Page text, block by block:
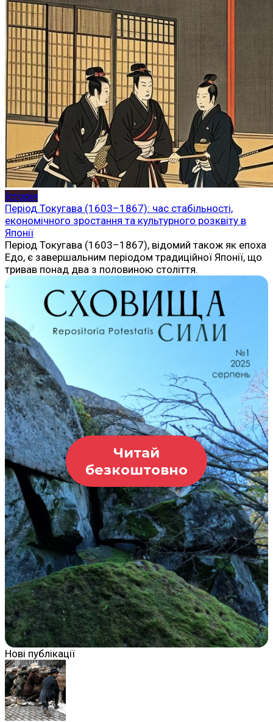
Історія
Період Токугава (1603–1867): час стабільності,
економічного зростання та культурного розквіту в
Японії
Період Токугава (1603–1867), відомий також як епоха
Едо, є завершальним періодом традиційної Японії, що
тривав понад два з половиною століття.
Читай
безкоштовно
Нові публікації